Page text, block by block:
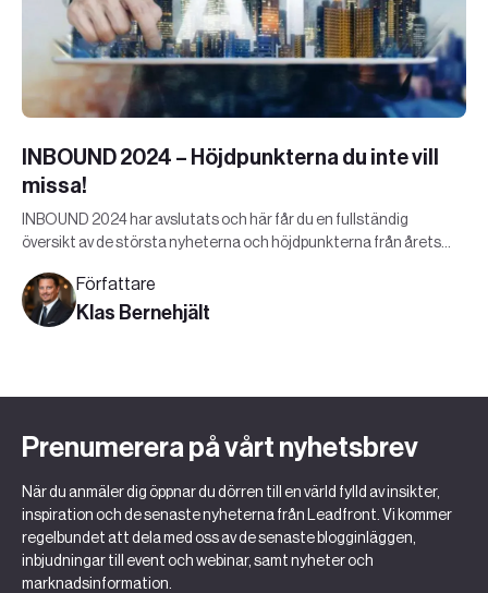
INBOUND 2024 – Höjdpunkterna du inte vill
missa!
INBOUND 2024 har avslutats och här får du en fullständig
översikt av de största nyheterna och höjdpunkterna från årets
Författare
Klas Bernehjält
Prenumerera på vårt nyhetsbrev
När du anmäler dig öppnar du dörren till en värld fylld av insikter,
inspiration och de senaste nyheterna från Leadfront. Vi kommer
regelbundet att dela med oss av de senaste blogginläggen,
inbjudningar till event och webinar, samt nyheter och
marknadsinformation.